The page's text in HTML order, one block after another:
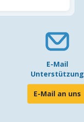
E-Mail
Unterstützung
E-Mail an uns